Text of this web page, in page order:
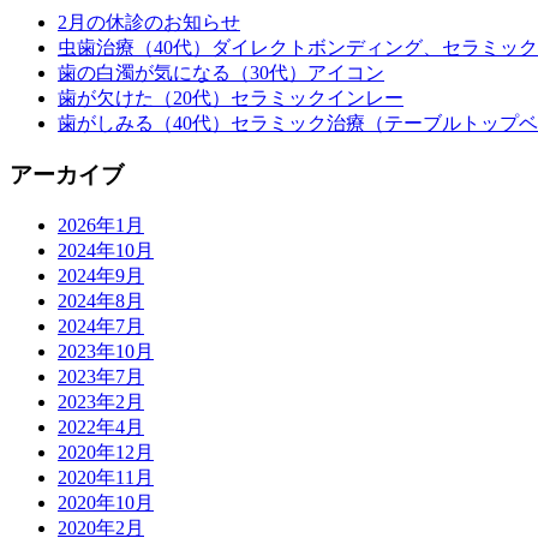
2月の休診のお知らせ
虫歯治療（40代）ダイレクトボンディング、セラミッ
歯の白濁が気になる（30代）アイコン
歯が欠けた（20代）セラミックインレー
歯がしみる（40代）セラミック治療（テーブルトップベ
アーカイブ
2026年1月
2024年10月
2024年9月
2024年8月
2024年7月
2023年10月
2023年7月
2023年2月
2022年4月
2020年12月
2020年11月
2020年10月
2020年2月